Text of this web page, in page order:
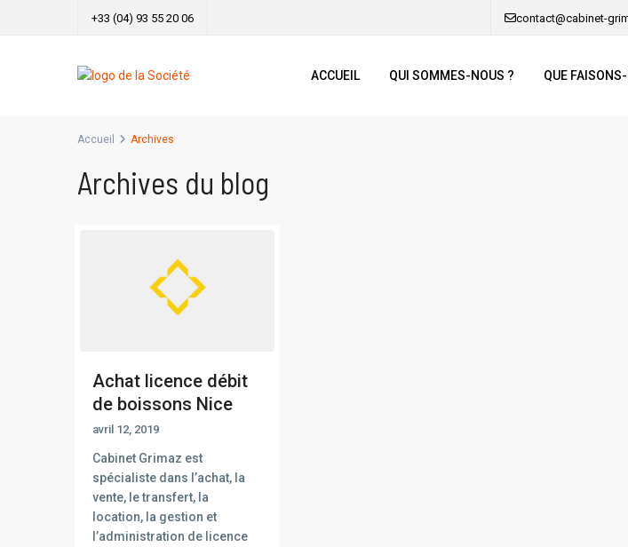
+33 (04) 93 55 20 06 contact@cabinet-
ACCUEIL QUI SOMMES-NOUS ? QUE
Accueil Archives
Archives du blog
Achat licence débit
de boissons Nice
avril 12, 2019
Cabinet Grimaz est
spécialiste dans l’achat, la
vente, le transfert, la
location, la gestion et
l’administration de licence